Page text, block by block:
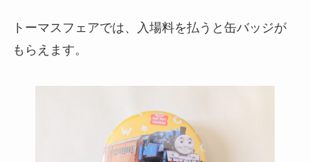
トーマスフェアでは、入場料を払うと缶バッジが
もらえます。